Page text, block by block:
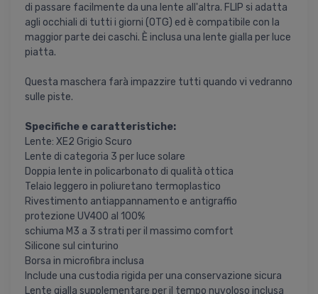
di passare facilmente da una lente all'altra. FLIP si adatta
agli occhiali di tutti i giorni (OTG) ed è compatibile con la
maggior parte dei caschi. È inclusa una lente gialla per luce
piatta.
Questa maschera farà impazzire tutti quando vi vedranno
sulle piste.
Specifiche e caratteristiche:
Lente: XE2 Grigio Scuro
Lente di categoria 3 per luce solare
Doppia lente in policarbonato di qualità ottica
Telaio leggero in poliuretano termoplastico
Rivestimento antiappannamento e antigraffio
protezione UV400 al 100%
schiuma M3 a 3 strati per il massimo comfort
Silicone sul cinturino
Borsa in microfibra inclusa
Include una custodia rigida per una conservazione sicura
Lente gialla supplementare per il tempo nuvoloso inclusa